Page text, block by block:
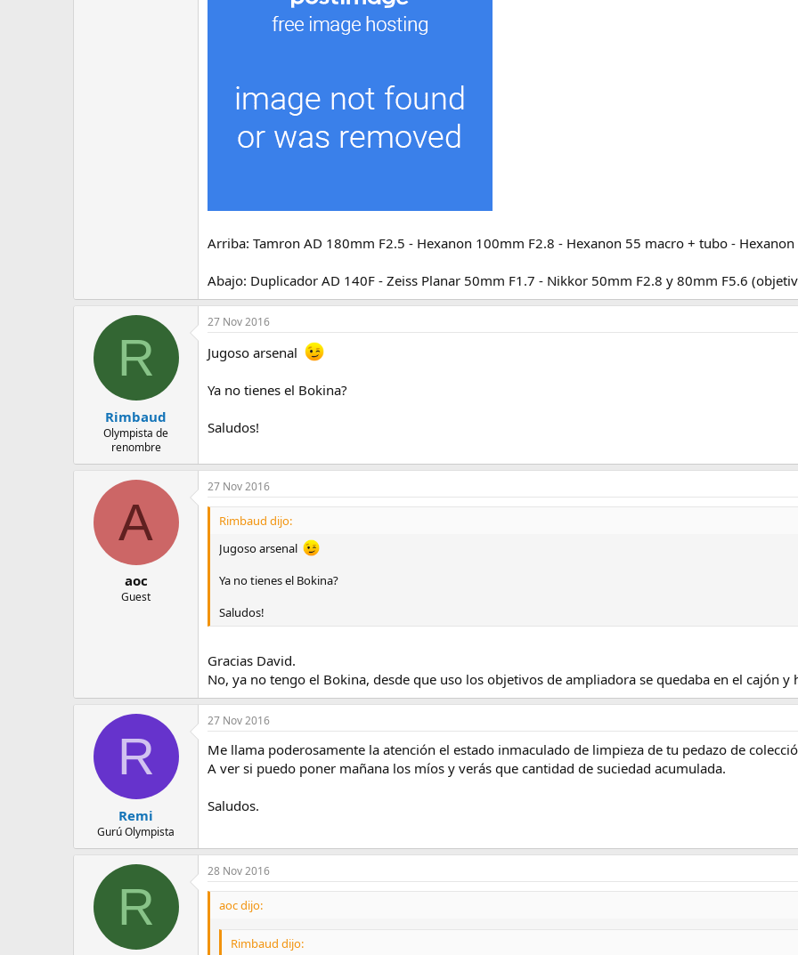
Arriba: Tamron AD 180mm F2.5 - Hexanon 100mm F2.8 - Hexanon 55 macro + tubo -
Abajo: Duplicador AD 140F - Zeiss Planar 50mm F1.7 - Nikkor 50mm F2.8 y 80mm F5.6
R
Rimbaud
Olympista de
renombre
27 Nov 2016
Jugoso arsenal
Ya no tienes el Bokina?
Saludos!
A
aoc
Guest
27 Nov 2016
Rimbaud dijo:
Jugoso arsenal
Ya no tienes el Bokina?
Saludos!
Gracias David.
No, ya no tengo el Bokina, desde que uso los objetivos de ampliadora se quedaba en el cajón
R
Remi
Gurú Olympista
27 Nov 2016
Me llama poderosamente la atención el estado inmaculado de limpieza de tu pedazo de
A ver si puedo poner mañana los míos y verás que cantidad de suciedad acumulada.
Saludos.
R
28 Nov 2016
aoc dijo:
Rimbaud dijo: